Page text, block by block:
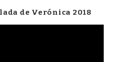
de Verónica 2018